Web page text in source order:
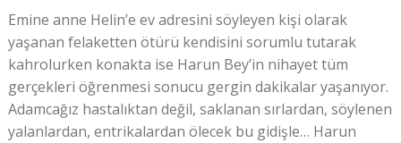
Emine anne Helin’e ev adresini söyleyen kişi olarak
yaşanan felaketten ötürü kendisini sorumlu tutarak
kahrolurken konakta ise Harun Bey’in nihayet tüm
gerçekleri öğrenmesi sonucu gergin dakikalar yaşanıyor.
Adamcağız hastalıktan değil, saklanan sırlardan, söylenen
yalanlardan, entrikalardan ölecek bu gidişle… Harun